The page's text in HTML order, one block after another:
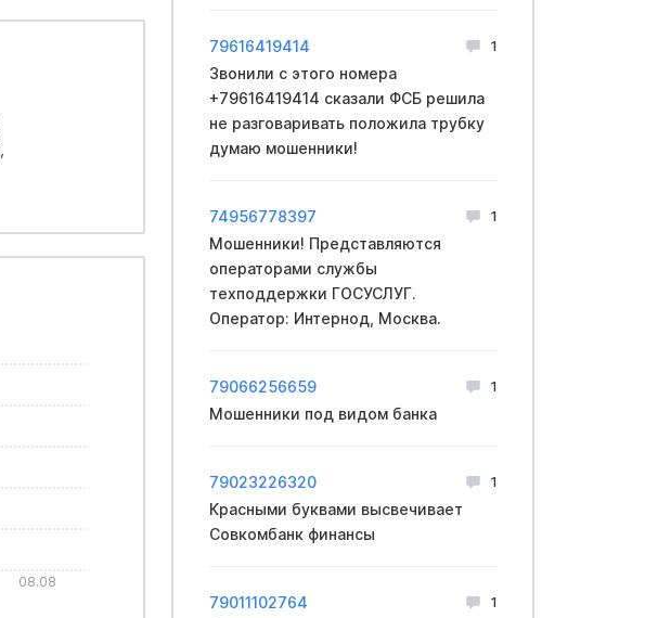
08.08
79616419414 1
Звонили с этого номера
+79616419414 сказали ФCБ решила
не разговаривать положила трубку
думаю мошенники!
74956778397 1
Мошенники! Представляются
операторами службы
техподдержки ГОСУСЛУГ.
Оператор: Интернод, Москва.
79066256659 1
Мошенники под видом банка
79023226320 1
Красными буквами высвечивает
Совкомбанк финансы
79011102764 1